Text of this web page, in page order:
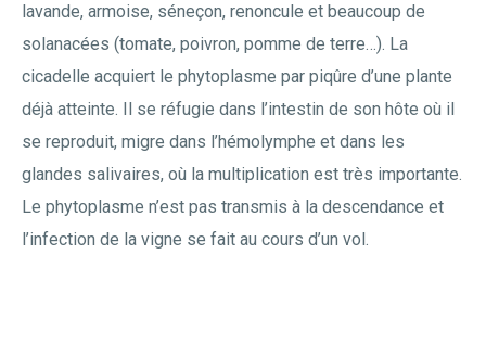
lavande, armoise, séneçon, renoncule et beaucoup de
solanacées (tomate, poivron, pomme de terre…). La
cicadelle acquiert le phytoplasme par piqûre d’une plante
déjà atteinte. Il se réfugie dans l’intestin de son hôte où il
se reproduit, migre dans l’hémolymphe et dans les
glandes salivaires, où la multiplication est très importante.
Le phytoplasme n’est pas transmis à la descendance et
l’infection de la vigne se fait au cours d’un vol.